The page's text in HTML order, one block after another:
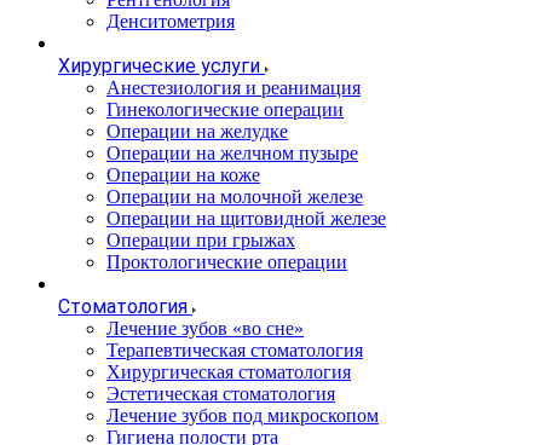
Денситометрия
Хирургические услуги
Анестезиология и реанимация
Гинекологические операции
Операции на желудке
Операции на желчном пузыре
Операции на коже
Операции на молочной железе
Операции на щитовидной железе
Операции при грыжах
Проктологические операции
Стоматология
Лечение зубов «во сне»
Терапевтическая стоматология
Хирургическая стоматология
Эстетическая стоматология
Лечение зубов под микроскопом
Гигиена полости рта